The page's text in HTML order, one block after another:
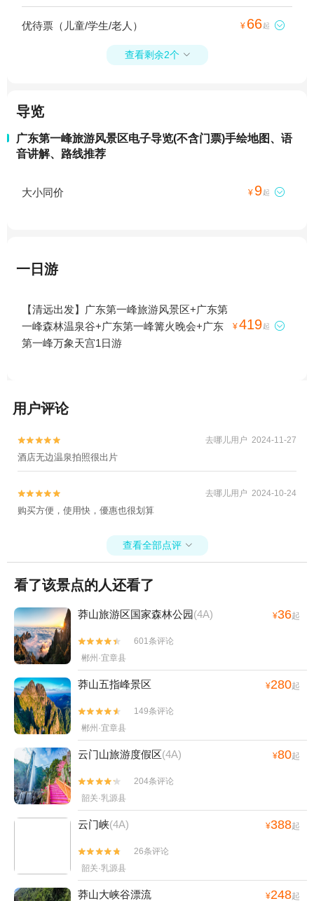
优待票（儿童/学生/老人） ¥ 66起 
查看剩余2个 
导览
广东第一峰旅游风景区电子导览(不含门票)手绘地图、语
音讲解、路线推荐
大小同价 ¥ 9起 
一日游
【清远出发】广东第一峰旅游风景区+广东第
一峰森林温泉谷+广东第一峰篝火晚会+广东
第一峰万象天宫1日游
¥419起 
用户评论

 去哪儿用户 2024-11-27
酒店无边温泉拍照很出片

 去哪儿用户 2024-10-24
购买方便，使用快，優惠也很划算
查看全部点评 
看了该景点的人还看了
莽山旅游区国家森林公园(4A) ¥36起


601条评论
郴州·宜章县
莽山五指峰景区 ¥280起


149条评论
郴州·宜章县
云门山旅游度假区(4A) ¥80起


204条评论
韶关·乳源县
云门峡(4A) ¥388起


26条评论
韶关·乳源县
莽山大峡谷漂流 ¥248起